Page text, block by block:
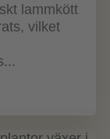
lammkött
vilket